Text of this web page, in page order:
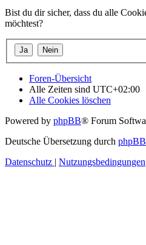
Bist du dir sicher, dass du alle
möchtest?
Foren-Übersicht
Alle Zeiten sind UTC+02:00
Alle Cookies löschen
Powered by phpBB® Forum
Deutsche Übersetzung durch
Datenschutz | Nutzungsbedingungen